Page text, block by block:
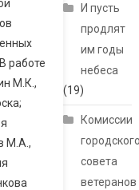
работе
М.К.,
М.А.,
И пусть
продлят
им годы
небеса
(19)
Комиссии
совета
ветеранов